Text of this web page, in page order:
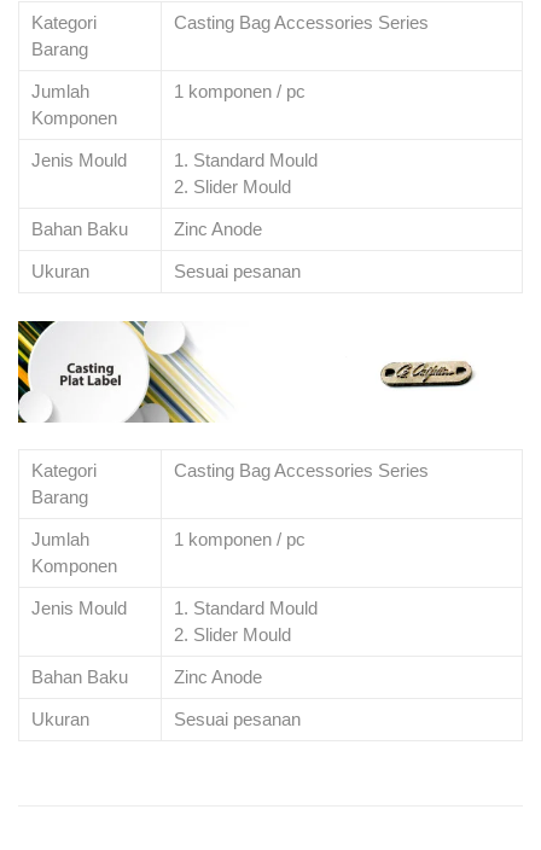
Kategori
Barang
Casting Bag Accessories Series
Jumlah
Komponen
1 komponen / pc
Jenis Mould
1. Standard Mould
2. Slider Mould
Bahan Baku Zinc Anode
Ukuran Sesuai pesanan
Kategori
Barang
Casting Bag Accessories Series
Jumlah
Komponen
1 komponen / pc
Jenis Mould
1. Standard Mould
2. Slider Mould
Bahan Baku Zinc Anode
Ukuran Sesuai pesanan